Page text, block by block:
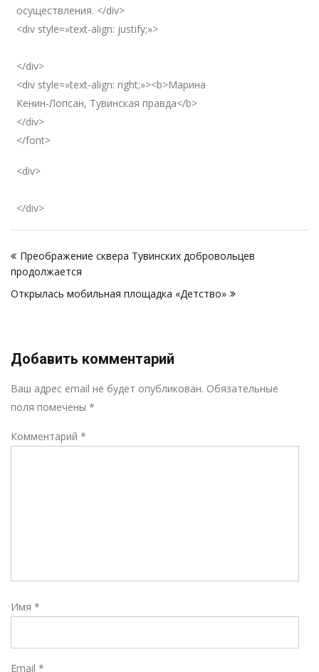
осуществления. </div>
<div style=»text-align: justify;»>
</div>
<div style=»text-align: right;»><b>Марина
Кенин-Лопсан, Тувинская правда</b>
</div>
</font>
<div>
</div>
по
записям
Преображение сквера Тувинских добровольцев
продолжается
Открылась мобильная площадка «Детство»
Добавить комментарий
Ваш адрес email не будет опубликован. Обязательные
поля помечены *
Комментарий *
Имя *
Email *